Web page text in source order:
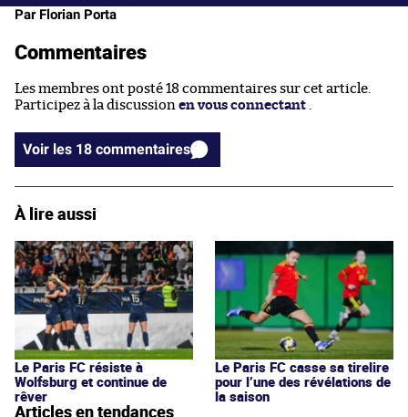
Par Florian Porta
Commentaires
Les membres ont posté 18 commentaires sur cet article.
Participez à la discussion en vous connectant .
Voir les 18 commentaires
À lire aussi
Le Paris FC résiste à
Wolfsburg et continue de
rêver
Le Paris FC casse sa tirelire
pour l’une des révélations de
la saison
Articles en tendances